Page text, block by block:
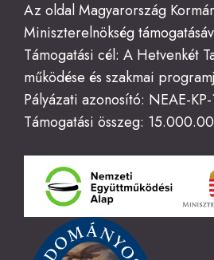
Az oldal Magyarország
Miniszterelnökség
Támogatási cél: A Hetvenkét
működése és szakmai
Pályázati azonosító: NEAE-
Támogatási összeg: